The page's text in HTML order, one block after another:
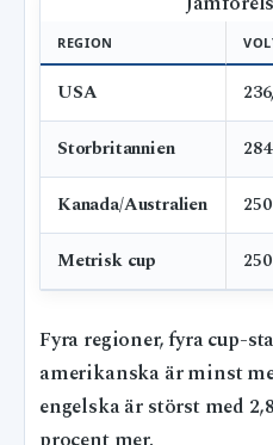
REGION
USA
Storbritannien 284
Kanada/Australien 250
Metrisk cup 250
Fyra regioner, fyra cup-
amerikanska är minst
engelska är störst med